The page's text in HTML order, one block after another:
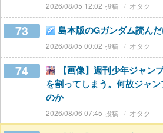
2026/08/05 12:02 オタク
73 島本版のGガンダム読ん
2026/08/05 00:02 オタク
74
【画像】週刊少年ジャ
を割ってしまう。何故ジャ
のか
2026/08/06 07:45 オタク